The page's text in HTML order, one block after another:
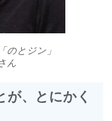
のとジン」
ん
が、とにかく